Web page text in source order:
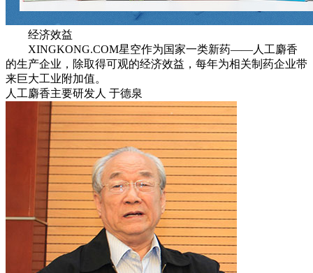
经济效益
XINGKONG.COM星空作为国家一类新药——人工麝香
的生产企业，除取得可观的经济效益，每年为相关制药企业带
来巨大工业附加值。
人工麝香主要研发人 于德泉